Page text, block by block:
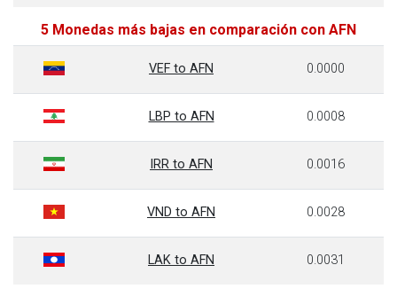
5 Monedas más bajas en comparación con AFN
VEF to AFN 0.0000
LBP to AFN 0.0008
IRR to AFN 0.0016
VND to AFN 0.0028
LAK to AFN 0.0031